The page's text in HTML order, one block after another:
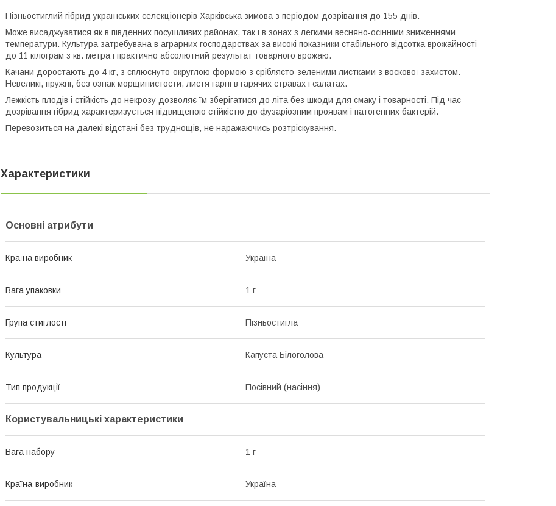
Пізньостиглий гібрид українських селекціонерів Харківська зимова з періодом дозрівання до 155 днів.
Може висаджуватися як в південних посушливих районах, так і в зонах з легкими весняно-осінніми зниженнями
температури. Культура затребувана в аграрних господарствах за високі показники стабільного відсотка врожайності -
до 11 кілограм з кв. метра і практично абсолютний результат товарного врожаю.
Качани доростають до 4 кг, з сплюснуто-округлою формою з сріблясто-зеленими листками з воскової захистом.
Невеликі, пружні, без ознак морщинистости, листя гарні в гарячих стравах і салатах.
Лежкість плодів і стійкість до некрозу дозволяє їм зберігатися до літа без шкоди для смаку і товарності. Під час
дозрівання гібрид характеризується підвищеною стійкістю до фузаріозним проявам і патогенних бактерій.
Перевозиться на далекі відстані без труднощів, не наражаючись розтріскування.
Характеристики
Основні атрибути
Країна виробник Україна
Вага упаковки 1 г
Група стиглості Пізньостигла
Культура Капуста Білоголова
Тип продукції Посівний (насіння)
Користувальницькі характеристики
Вага набору 1 г
Країна-виробник Україна